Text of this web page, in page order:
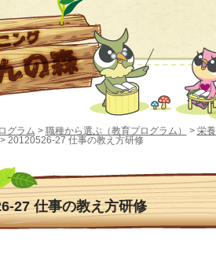
グラム > 職種から選ぶ（教育プログラム） > 栄
> 20120526-27 仕事の教え方研修
27 仕事の教え方研修